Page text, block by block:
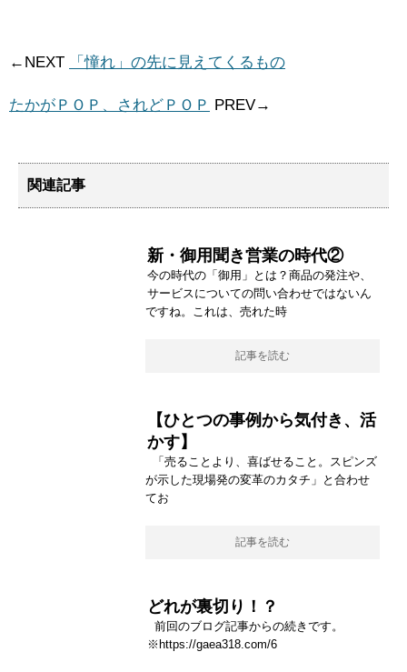
←NEXT 「憧れ」の先に見えてくるもの
たかがＰＯＰ、されどＰＯＰ PREV→
関連記事
新・御用聞き営業の時代②
今の時代の「御用」とは？商品の発注や、
サービスについての問い合わせではないん
ですね。これは、売れた時
記事を読む
【ひとつの事例から気付き、活
かす】
「売ることより、喜ばせること。スピンズ
が示した現場発の変革のカタチ」と合わせ
てお
記事を読む
どれが裏切り！？
前回のブログ記事からの続きです。
※https://gaea318.com/6